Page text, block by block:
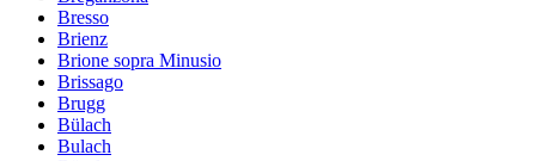
Bresso
Brienz
Brione sopra Minusio
Brissago
Brugg
Bülach
Bulach